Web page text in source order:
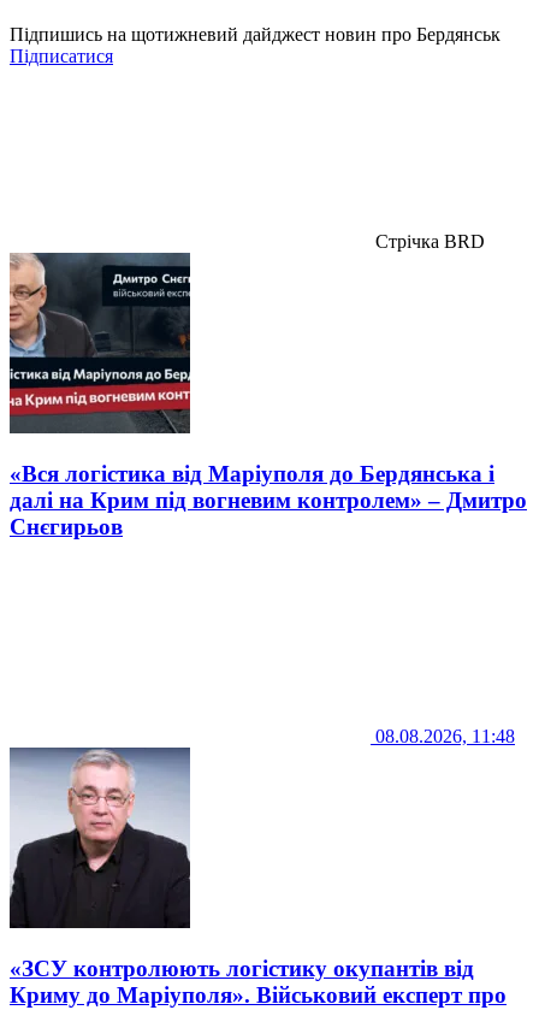
Підпишись на щотижневий дайджест новин про Бердянськ
Підписатися
Стрічка BRD
«Вся логістика від Маріуполя до Бердянська і
далі на Крим під вогневим контролем» – Дмитро
Снєгирьов
08.08.2026, 11:48
«ЗСУ контролюють логістику окупантів від
Криму до Маріуполя». Військовий експерт про